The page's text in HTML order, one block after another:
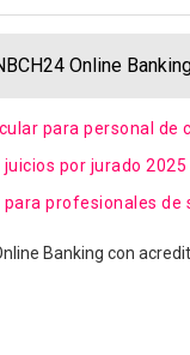
Online
para personal de
por jurado 2025
profesionales de
Banking con